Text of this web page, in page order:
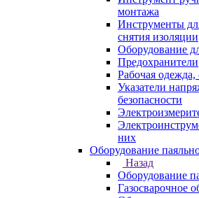
монтажа
Инструменты
снятия изоляции
Оборудование
Предохранители
Рабочая
Указатели
безопасности
них
Оборудование
Назад
Оборудование
Газосварочное